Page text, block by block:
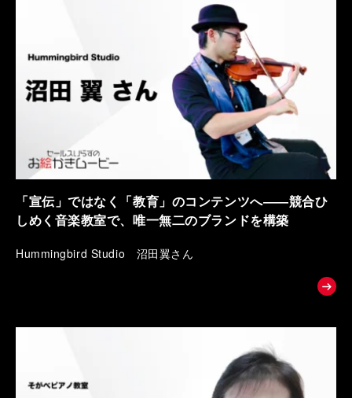
「宣伝」ではなく「教育」のコンテンツへ――競合ひ
しめく音楽教室で、唯一無二のブランドを構築
Hummingbird Studio 沼田翼さん